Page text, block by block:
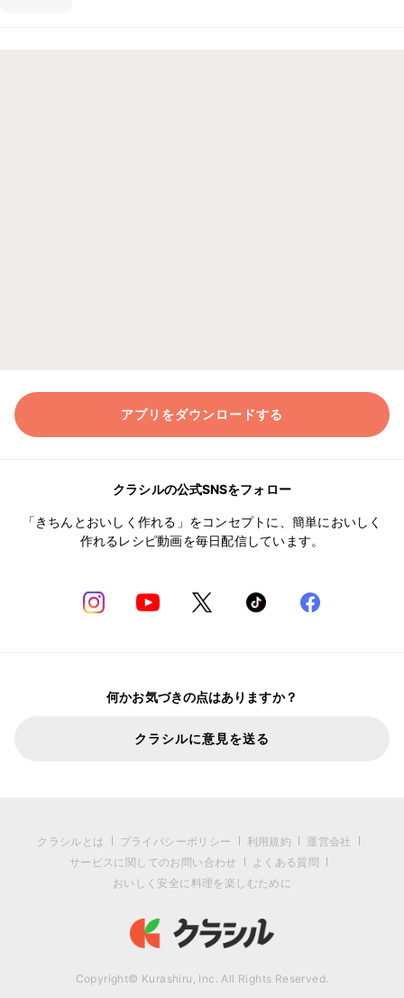
アプリをダウンロードする
クラシルの公式SNSをフォロー
「きちんとおいしく作れる」をコンセプトに、簡単においしく
作れるレシピ動画を毎日配信しています。
何かお気づきの点はありますか？
クラシルに意見を送る
クラシルとは プライバシーポリシー 利用規約
運営会社
サービスに関してのお問い合わせ
よくある質問
おいしく安全に料理を楽しむために
Copyright© Kurashiru, Inc. All Rights Reserved.